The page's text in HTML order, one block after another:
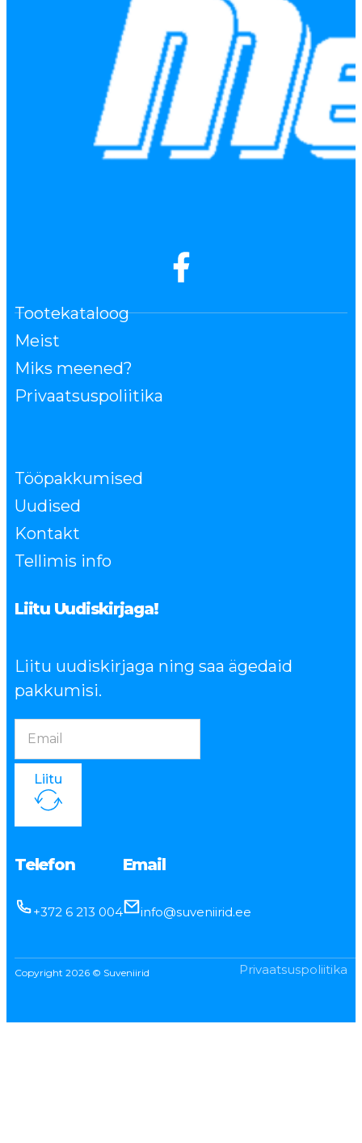
Tootekataloog
Meist
Miks meened?
Privaatsuspoliitika
Tööpakkumised
Uudised
Kontakt
Tellimis info
Liitu Uudiskirjaga!
Liitu uudiskirjaga ning saa ägedaid
pakkumisi.
Liitu
Telefon
+372 6 213 004
Email
info@suveniirid.ee
Copyright 2026 © Suveniirid Privaatsuspoliitika